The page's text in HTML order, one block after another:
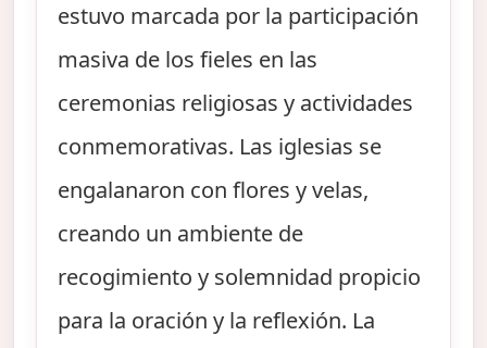
estuvo marcada por la participación
masiva de los fieles en las
ceremonias religiosas y actividades
conmemorativas. Las iglesias se
engalanaron con flores y velas,
creando un ambiente de
recogimiento y solemnidad propicio
para la oración y la reflexión. La